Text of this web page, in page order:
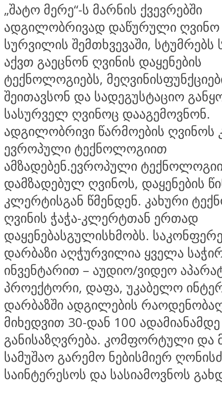
„შატო მერე“-ს მარნის ქვევრებში
ადგილობრივად დაწურული ღვინო
სურვილის შემთხვევაში, სტუმრებს
აქვთ გაეცნონ ღვინის დაყენების
ტექნოლოგიებს,
შეითავსონ და სადეგუსტაციო
სასურველ ღვინოც დააგემოვნონ.
ადგილობრივი წარმოების ღვინოს
ევროპული ტექნოლოგიით
ამზადებენ.ევროპული
დამზადებულ ღვინოს, დაყენების
კლერტისგან წმენდენ. კახური
ღვინის ჭაჭა-კლერტთან ერთად
დაყენებასგულისხმობს.
დარბაზი აღჭურვილია ყველა
ინვენტარით – აუდიო/ვიდეო
პროექტორი, დაფა, უკაბელო
დარბაზში ადგილების
მიხედვით 30-დან 100 ადამიანამდე
განისაზღვრება. კომფორტული და
სამუშაო გარემო ნებისმიერ
საინტერესოს და სასიამოვნოს